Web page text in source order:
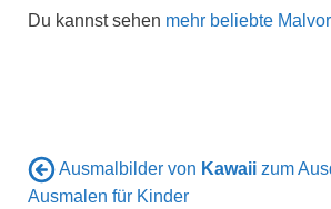
Du kannst sehen mehr beliebte
Ausmalbilder von Kawaii zum
Ausmalen für Kinder